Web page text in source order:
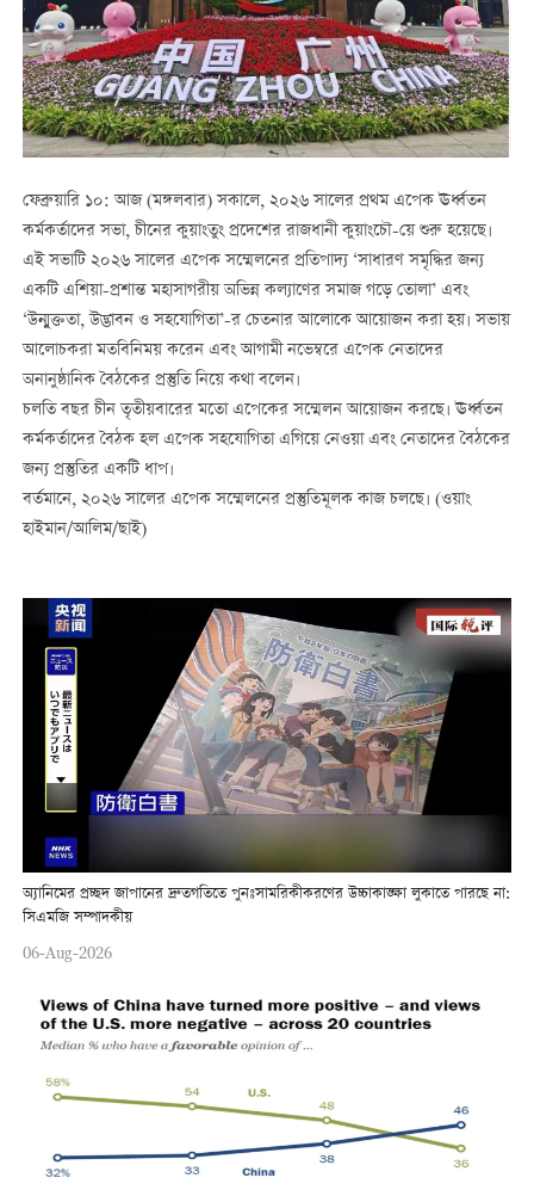
ফেব্রুয়ারি ১০: আজ (মঙ্গলবার) সকালে, ২০২৬ সালের প্রথম এপেক ঊর্ধ্বতন
কর্মকর্তাদের সভা, চীনের কুয়াংতুং প্রদেশের রাজধানী কুয়াংচৌ-য়ে শুরু হয়েছে।
এই সভাটি ২০২৬ সালের এপেক সম্মেলনের প্রতিপাদ্য ‘সাধারণ সমৃদ্ধির জন্য
একটি এশিয়া-প্রশান্ত মহাসাগরীয় অভিন্ন কল্যাণের সমাজ গড়ে তোলা’ এবং
‘উন্মুক্ততা, উদ্ভাবন ও সহযোগিতা’-র চেতনার আলোকে আয়োজন করা হয়। সভায়
আলোচকরা মতবিনিময় করেন এবং আগামী নভেম্বরে এপেক নেতাদের
অনানুষ্ঠানিক বৈঠকের প্রস্তুতি নিয়ে কথা বলেন।
চলতি বছর চীন তৃতীয়বারের মতো এপেকের সম্মেলন আয়োজন করছে। ঊর্ধ্বতন
কর্মকর্তাদের বৈঠক হল এপেক সহযোগিতা এগিয়ে নেওয়া এবং নেতাদের বৈঠকের
জন্য প্রস্তুতির একটি ধাপ।
বর্তমানে, ২০২৬ সালের এপেক সম্মেলনের প্রস্তুতিমূলক কাজ চলছে। (ওয়াং
হাইমান/আলিম/ছাই)
অ্যানিমের প্রচ্ছদ জাপানের দ্রুতগতিতে পুনঃসামরিকীকরণের উচ্চাকাঙ্ক্ষা লুকাতে পারছে না:
সিএমজি সম্পাদকীয়
06-Aug-2026